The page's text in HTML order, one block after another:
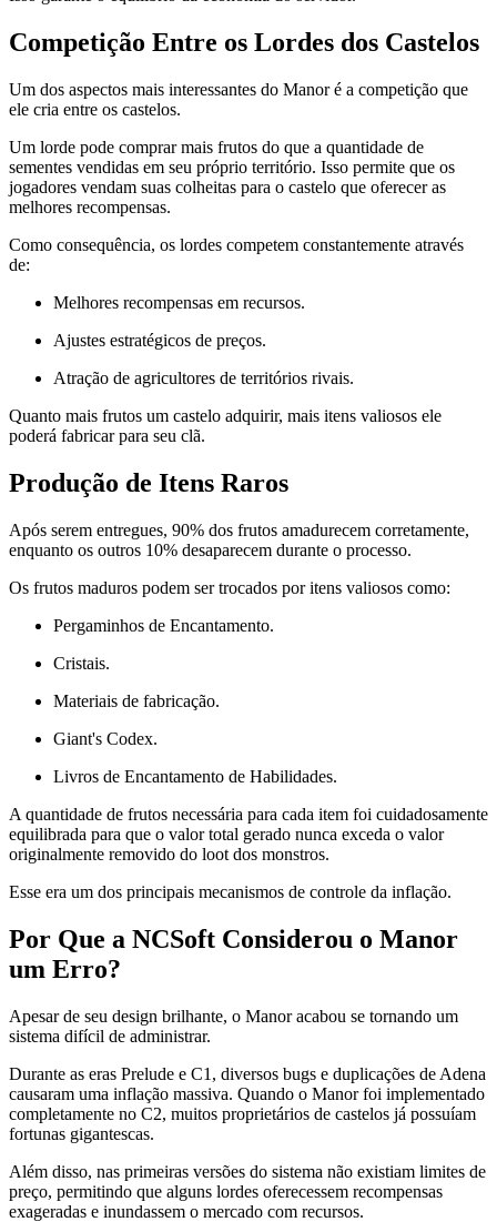
Competição Entre os Lordes dos Castelos
Um dos aspectos mais interessantes do Manor é a competição que
ele cria entre os castelos.
Um lorde pode comprar mais frutos do que a quantidade de
sementes vendidas em seu próprio território. Isso permite que os
jogadores vendam suas colheitas para o castelo que oferecer as
melhores recompensas.
Como consequência, os lordes competem constantemente através
de:
Melhores recompensas em recursos.
Ajustes estratégicos de preços.
Atração de agricultores de territórios rivais.
Quanto mais frutos um castelo adquirir, mais itens valiosos ele
poderá fabricar para seu clã.
Produção de Itens Raros
Após serem entregues, 90% dos frutos amadurecem corretamente,
enquanto os outros 10% desaparecem durante o processo.
Os frutos maduros podem ser trocados por itens valiosos como:
Pergaminhos de Encantamento.
Cristais.
Materiais de fabricação.
Giant's Codex.
Livros de Encantamento de Habilidades.
A quantidade de frutos necessária para cada item foi cuidadosamente
equilibrada para que o valor total gerado nunca exceda o valor
originalmente removido do loot dos monstros.
Esse era um dos principais mecanismos de controle da inflação.
Por Que a NCSoft Considerou o Manor
um Erro?
Apesar de seu design brilhante, o Manor acabou se tornando um
sistema difícil de administrar.
Durante as eras Prelude e C1, diversos bugs e duplicações de Adena
causaram uma inflação massiva. Quando o Manor foi implementado
completamente no C2, muitos proprietários de castelos já possuíam
fortunas gigantescas.
Além disso, nas primeiras versões do sistema não existiam limites de
preço, permitindo que alguns lordes oferecessem recompensas
exageradas e inundassem o mercado com recursos.